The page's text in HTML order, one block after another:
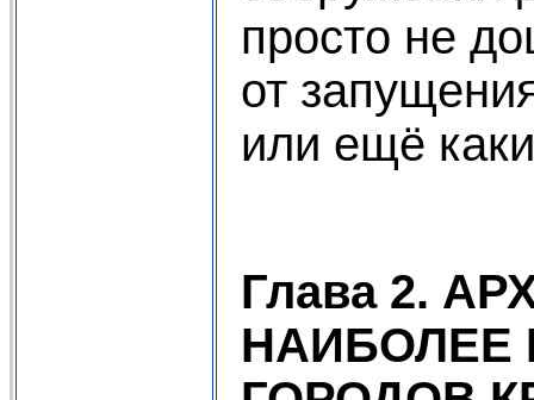
просто не
от
или ещё
Глава 2.
НАИБОЛЕЕ